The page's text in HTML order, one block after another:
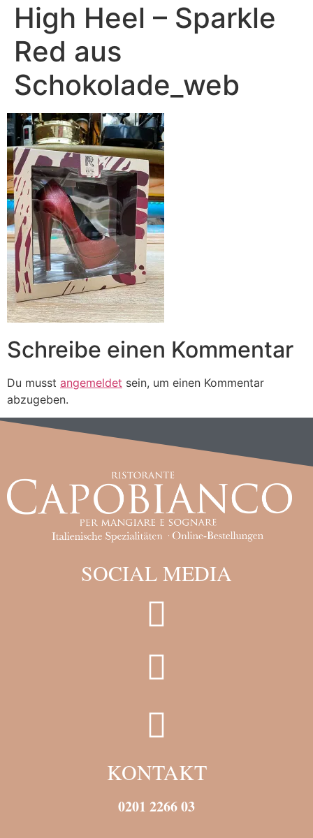
High Heel – Sparkle
Red aus
Schokolade_web
Schreibe einen Kommentar
Du musst angemeldet sein, um einen Kommentar
abzugeben.
SOCIAL MEDIA
KONTAKT
0201 2266 03